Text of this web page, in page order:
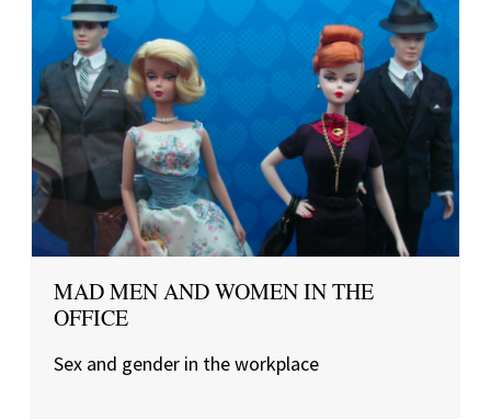
MAD MEN AND WOMEN IN THE
OFFICE
Sex and gender in the workplace